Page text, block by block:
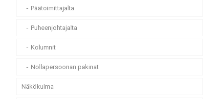
Päätoimittajalta
Puheenjohtajalta
Kolumnit
Nollapersoonan pakinat
Näkökulma